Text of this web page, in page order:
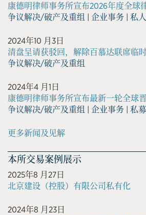
康德明律师事务所宣布2026年度全球
争议解决/破产及重组 | 企业事务 | 私
2024年10 月3日
清盘呈请获驳回，解除百慕达联席临
争议解决/破产及重组
2024年4 月1日
康德明律师事务所宣布最新一轮全球
争议解决/破产及重组 | 企业事务 | 私
更多新闻及见解
本所交易案例展示
2025年8 月27日
北京建设（控股）有限公司私有化
2024年8 月23日